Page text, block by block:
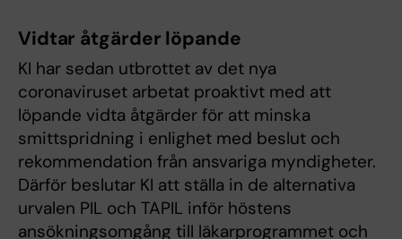
Vidtar åtgärder löpande
KI har sedan utbrottet av det nya
coronaviruset arbetat proaktivt med att
löpande vidta åtgärder för att minska
smittspridning i enlighet med beslut och
rekommendation från ansvariga myndigheter.
Därför beslutar KI att ställa in de alternativa
urvalen PIL och TAPIL inför höstens
ansökningsomgång till läkarprogrammet och